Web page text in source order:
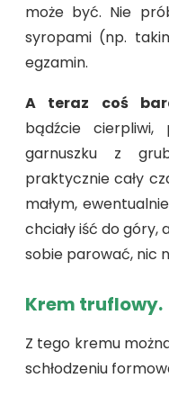
może być. Nie
syropami (np.
egzamin.
A teraz coś
bądźcie
garnuszku z
praktycznie cały
małym,
chciały iść do góry,
sobie parować, nic
Krem truflowy.
Z tego kremu
schłodzeniu